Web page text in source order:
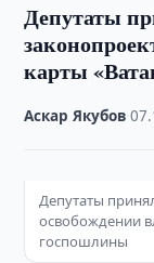
Депутаты
карты
Аскар Якубов ·
Депутаты
освобождении
госпошлины